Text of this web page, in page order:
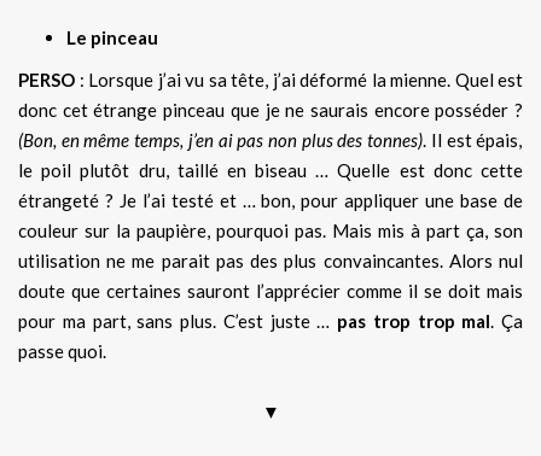
Le pinceau
PERSO : Lorsque j’ai vu sa tête, j’ai déformé la mienne. Quel est
donc cet étrange pinceau que je ne saurais encore posséder ?
(Bon, en même temps, j’en ai pas non plus des tonnes). Il est épais,
le poil plutôt dru, taillé en biseau … Quelle est donc cette
étrangeté ? Je l’ai testé et … bon, pour appliquer une base de
couleur sur la paupière, pourquoi pas. Mais mis à part ça, son
utilisation ne me parait pas des plus convaincantes. Alors nul
doute que certaines sauront l’apprécier comme il se doit mais
pour ma part, sans plus. C’est juste … pas trop trop mal. Ça
passe quoi.
▼